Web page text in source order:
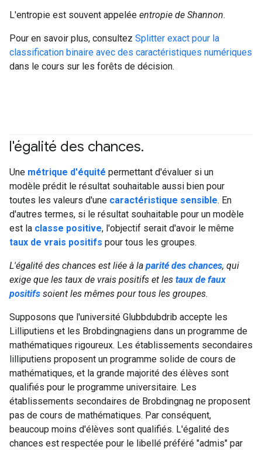
L'entropie est souvent appelée entropie de Shannon.
Pour en savoir plus, consultez Splitter exact pour la
classification binaire avec des caractéristiques numériques
dans le cours sur les forêts de décision.
l'égalité des chances.
Une métrique d'équité permettant d'évaluer si un
modèle prédit le résultat souhaitable aussi bien pour
toutes les valeurs d'une caractéristique sensible. En
d'autres termes, si le résultat souhaitable pour un modèle
est la classe positive, l'objectif serait d'avoir le même
taux de vrais positifs pour tous les groupes.
L'égalité des chances est liée à la parité des chances, qui
exige que les taux de vrais positifs et les taux de faux
positifs soient les mêmes pour tous les groupes.
Supposons que l'université Glubbdubdrib accepte les
Lilliputiens et les Brobdingnagiens dans un programme de
mathématiques rigoureux. Les établissements secondaires
lilliputiens proposent un programme solide de cours de
mathématiques, et la grande majorité des élèves sont
qualifiés pour le programme universitaire. Les
établissements secondaires de Brobdingnag ne proposent
pas de cours de mathématiques. Par conséquent,
beaucoup moins d'élèves sont qualifiés. L'égalité des
chances est respectée pour le libellé préféré "admis" par